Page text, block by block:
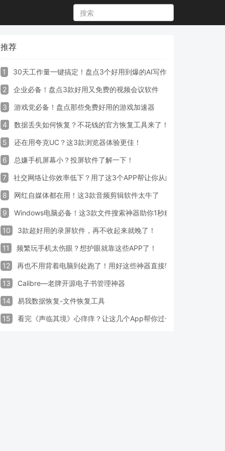
推荐
1 30天工作量一键搞定！盘点3个好用到爆的AI写作生成器工具
2 企业必备！盘点3款好用又免费的视频会议软件
3 游戏党必备！盘点那些免费好用的游戏加速器
4 数据丢失如何恢复？不花钱的官方恢复工具来了！
5 还在用夸克UC？这3款浏览器体验更佳！
6 总嫌手机屏幕小？投屏软件了解一下！
7 社交网络让你效率低下？用了这3个APP帮让你从此戒掉手机！
8 网红自媒体都在用！这3款音频剪辑软件太牛了
9 Windows电脑必备！这3款文件搜索神器助你1秒精准定位文件
10 3款超好用的录屏软件，再不收起来就晚了！
11 频繁玩手机太伤眼？想护眼就靠这些APP了！
12 再也不用背着电脑到处跑了！用好这些神器直接轻松办公
13 Calibre—老牌开源电子书管理神器
14 易我数据恢复-文件恢复工具
15 看完《声临其境》心痒痒？让这几个App帮你过一把配音瘾